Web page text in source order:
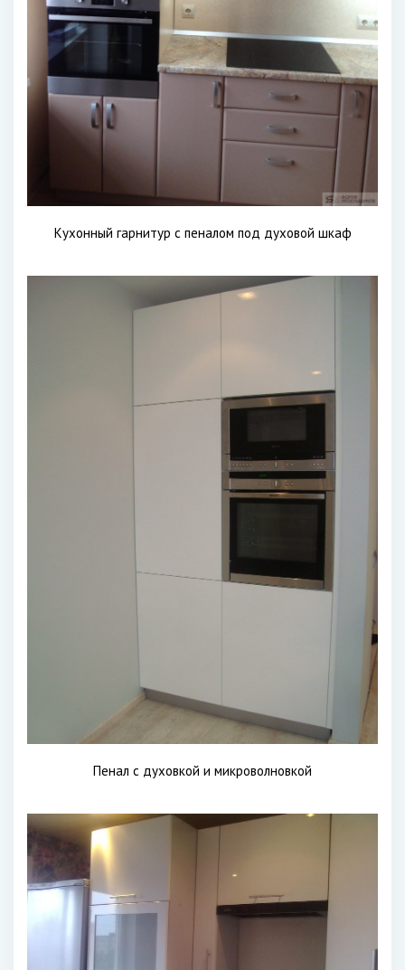
Кухонный гарнитур с пеналом под духовой шкаф
Пенал с духовкой и микроволновкой